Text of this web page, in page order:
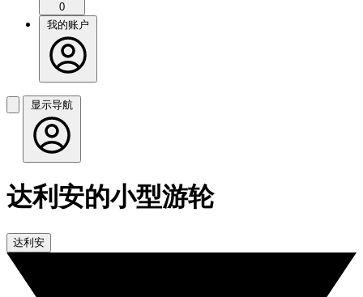
0
我的账户
显示导航
达利安的小型游轮
达利安